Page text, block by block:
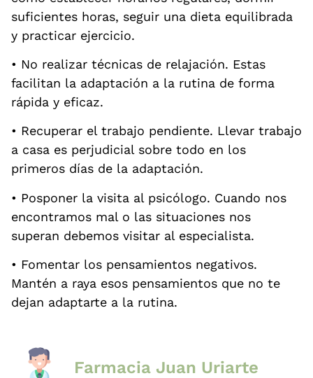
suficientes horas, seguir una dieta equilibrada
y practicar ejercicio.
• No realizar técnicas de relajación. Estas
facilitan la adaptación a la rutina de forma
rápida y eficaz.
• Recuperar el trabajo pendiente. Llevar trabajo
a casa es perjudicial sobre todo en los
primeros días de la adaptación.
• Posponer la visita al psicólogo. Cuando nos
encontramos mal o las situaciones nos
superan debemos visitar al especialista.
• Fomentar los pensamientos negativos.
Mantén a raya esos pensamientos que no te
dejan adaptarte a la rutina.
Farmacia Juan Uriarte